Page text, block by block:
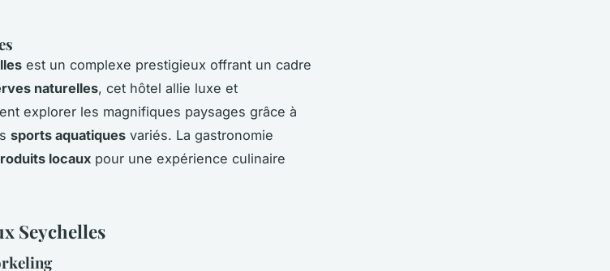
est un complexe prestigieux offrant un cadre
naturelles, cet hôtel allie luxe et
explorer les magnifiques paysages grâce à
sports aquatiques variés. La gastronomie
locaux pour une expérience culinaire
Seychelles